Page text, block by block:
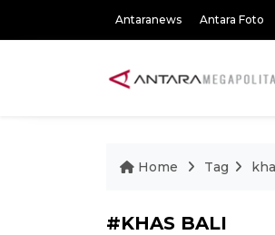
Antaranews Antara Foto
Home Tag
#KHAS BALI